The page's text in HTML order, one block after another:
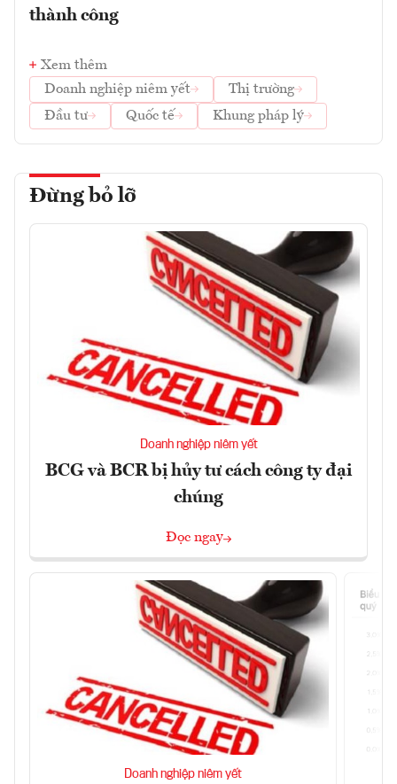
thành công
Xem thêm
Doanh nghiệp niêm yết
Thị trường
Đầu tư
Quốc tế Khung pháp lý
Đừng bỏ lỡ
Doanh nghiệp niêm yết
BCG và BCR bị hủy tư cách công ty đại
chúng
Đọc ngay
Doanh nghiệp niêm yết